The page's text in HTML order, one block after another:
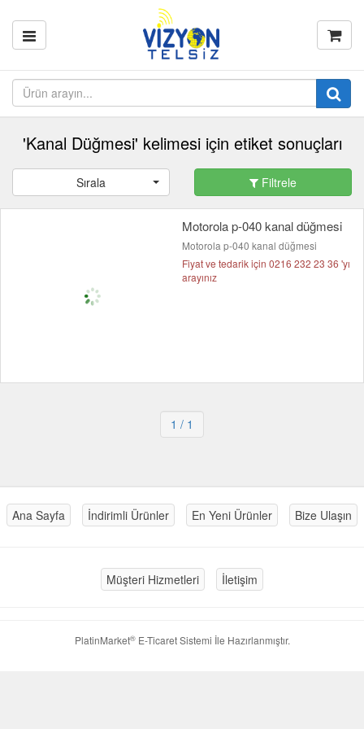
'Kanal Düğmesi' kelimesi için etiket sonuçları
Sırala Filtrele
Motorola p-040 kanal düğmesi
Motorola p-040 kanal düğmesi
Fiyat ve tedarik için 0216 232 23 36 'yı
arayınız
1 / 1
Ana Sayfa İndirimli Ürünler En Yeni Ürünler Bize Ulaşın
Müşteri Hizmetleri İletişim
PlatinMarket®E-Ticaret Sistemi İle Hazırlanmıştır.